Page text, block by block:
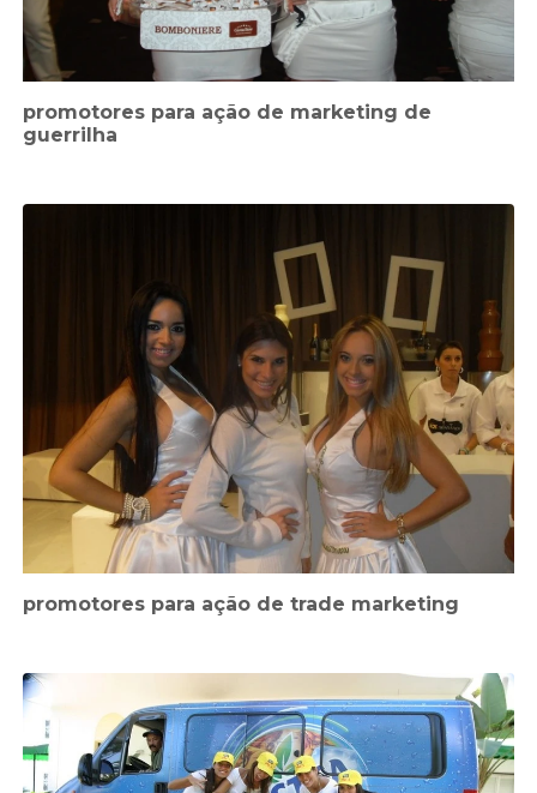
promotores para ação de marketing de
guerrilha
promotores para ação de trade marketing